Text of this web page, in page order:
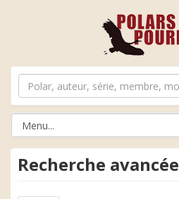
Recherche avancée